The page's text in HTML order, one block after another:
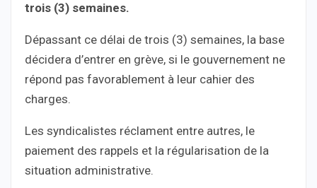
trois (3) semaines.
Dépassant ce délai de trois (3) semaines, la base
décidera d’entrer en grève, si le gouvernement ne
répond pas favorablement à leur cahier des
charges.
Les syndicalistes réclament entre autres, le
paiement des rappels et la régularisation de la
situation administrative.